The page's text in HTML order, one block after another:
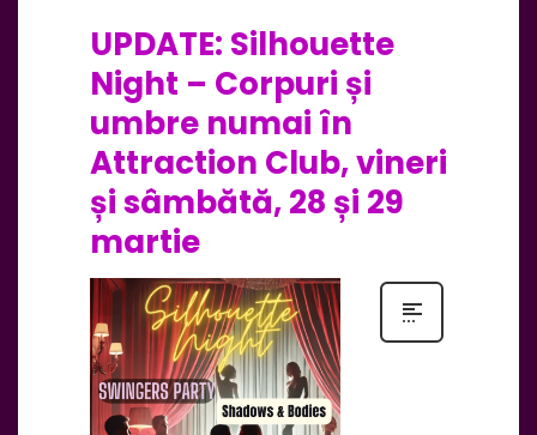
UPDATE: Silhouette
Night – Corpuri și
umbre numai în
Attraction Club, vineri
și sâmbătă, 28 și 29
martie